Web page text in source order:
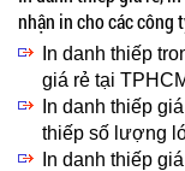
nhận in cho các công
In danh thiếp
giá rẻ tại
In danh thiếp
thiếp số lượng
In danh thiếp